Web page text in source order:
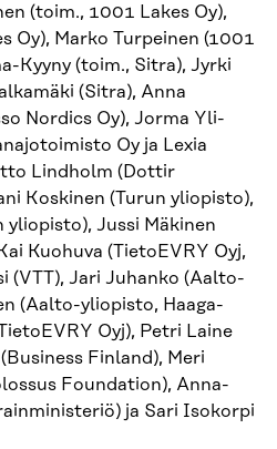
(toim., 1001 Lakes Oy),
Oy), Marko Turpeinen (1001
Kyyny (toim., Sitra), Jyrki
(Sitra), Anna
Nordics Oy), Jorma Yli-
Oy ja Lexia
Lindholm (Dottir
Koskinen (Turun yliopisto),
yliopisto), Jussi Mäkinen
Kuohuva (TietoEVRY Oyj,
(VTT), Jari Juhanko (Aalto-
(Aalto-yliopisto, Haaga-
Oyj), Petri Laine
Finland), Meri
Foundation), Anna-
ja Sari Isokorpi